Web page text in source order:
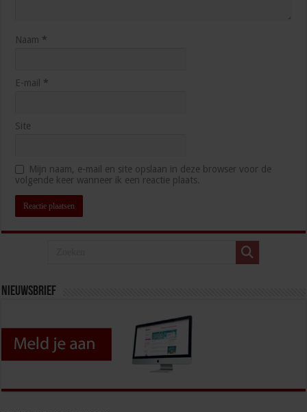
Naam *
E-mail *
Site
Mijn naam, e-mail en site opslaan in deze browser voor de
volgende keer wanneer ik een reactie plaats.
Nieuwsbrief